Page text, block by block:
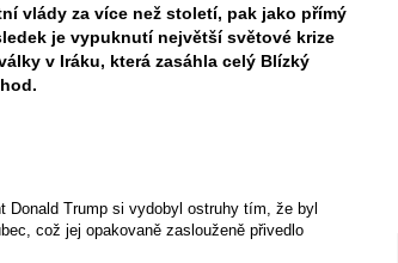
vlády za více než století, pak jako přímý
je vypuknutí největší světové krize
v Iráku, která zasáhla celý Blízký
Donald Trump si vydobyl ostruhy tím, že byl
což jej opakovaně zaslouženě přivedlo